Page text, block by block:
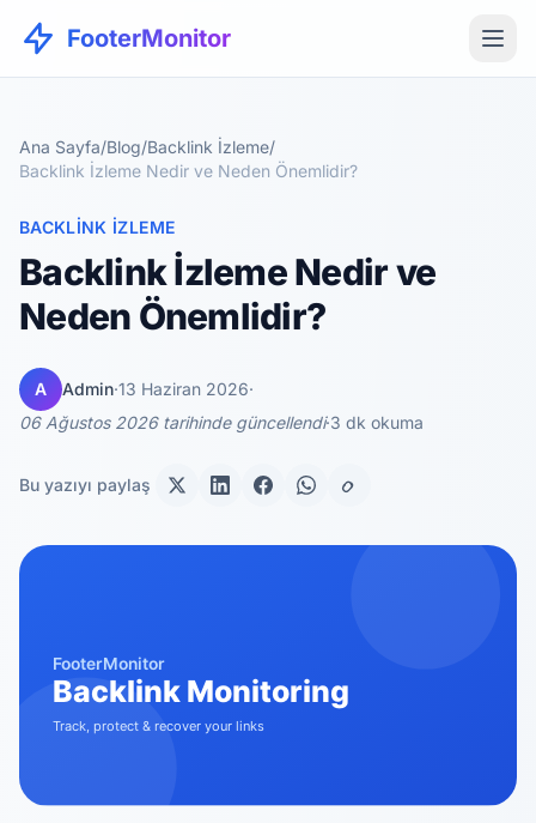
FooterMonitor
Ana Sayfa/Blog/Backlink İzleme/
Backlink İzleme Nedir ve Neden Önemlidir?
BACKLINK İZLEME
Backlink İzleme Nedir ve
Neden Önemlidir?
A Admin·13 Haziran 2026·
06 Ağustos 2026 tarihinde güncellendi·3 dk okuma
Bu yazıyı paylaş